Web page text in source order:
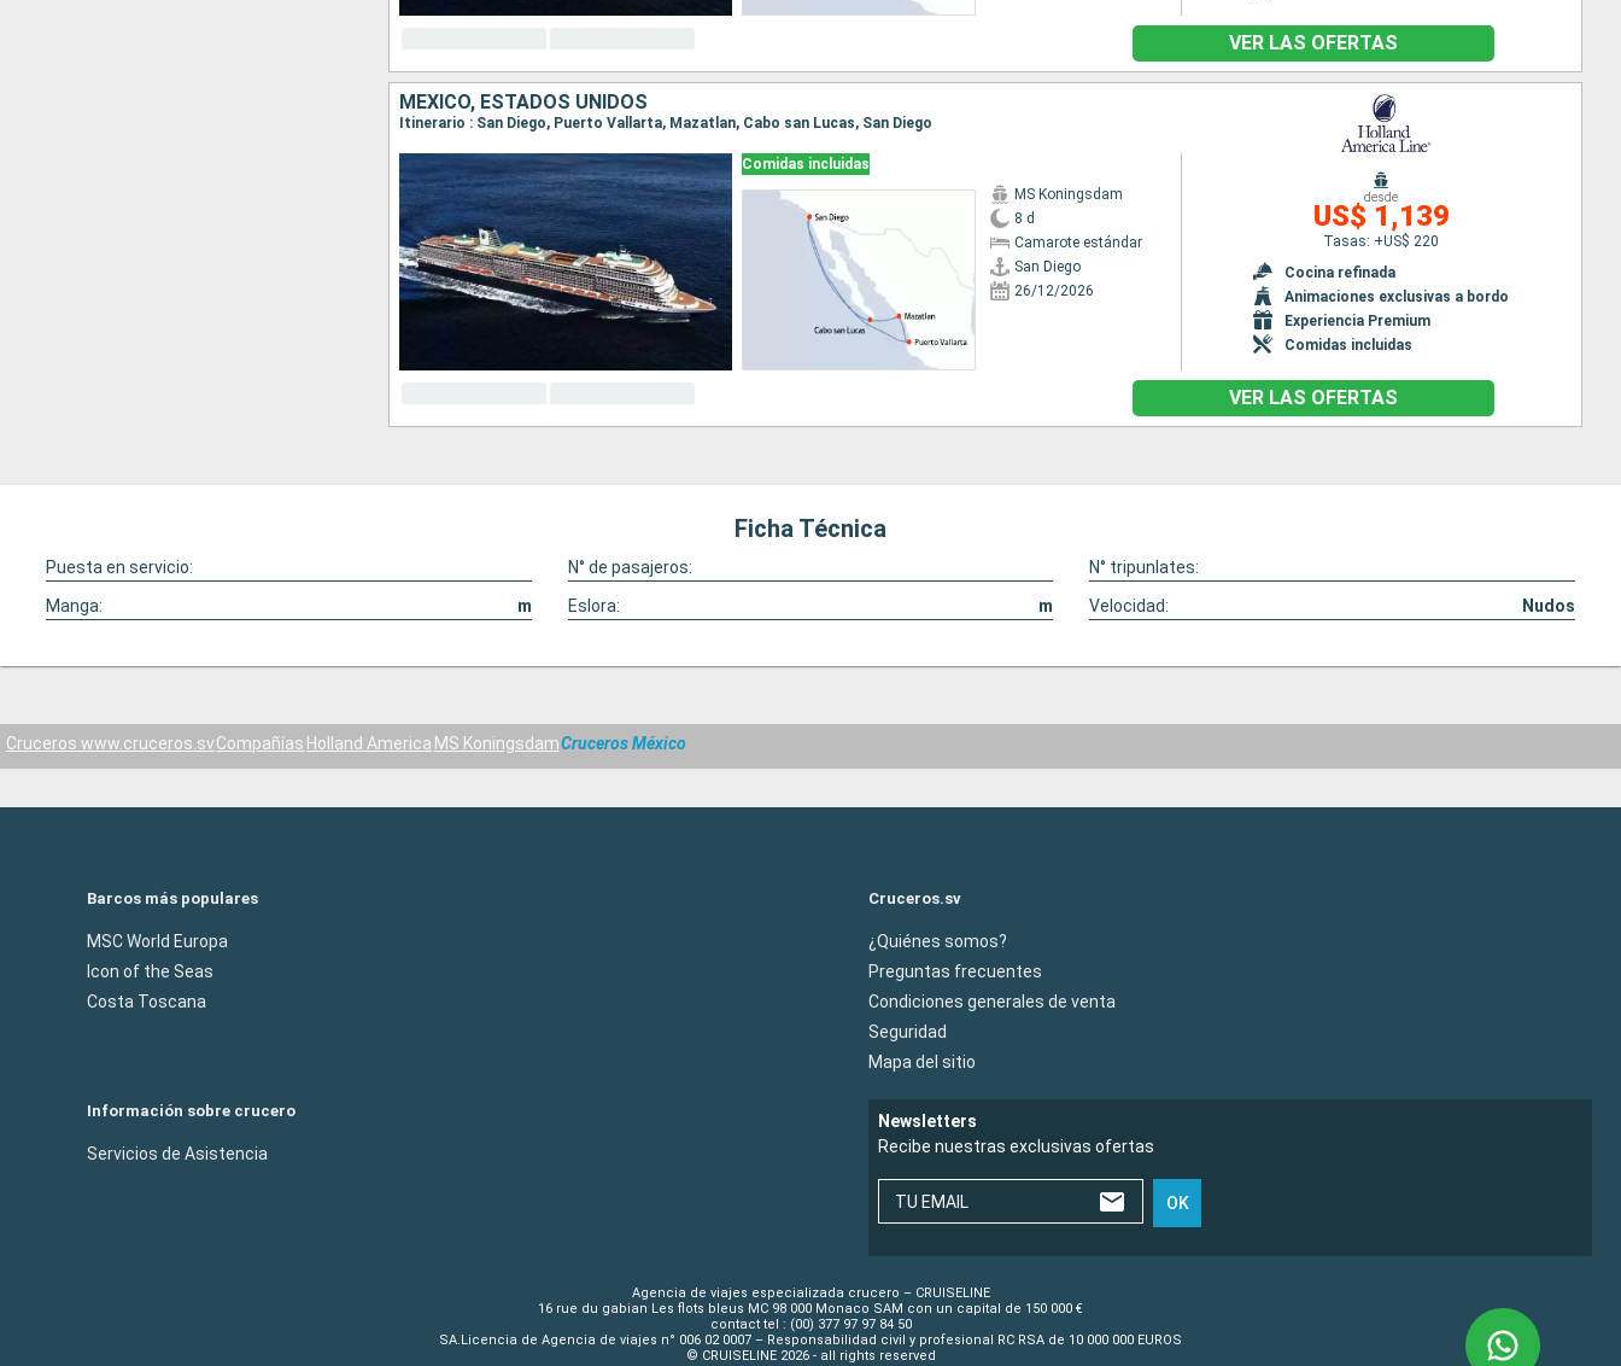
VER LAS OFERTAS
MÉXICO, ESTADOS UNIDOS
Itinerario : San Diego, Puerto Vallarta, Mazatlan, Cabo san Lucas, San Diego
Comidas incluidas
MS Koningsdam
8 d
Camarote estándar
San Diego
26/12/2026
desde
US$ 1,139
Tasas: +US$ 220
Cocina refinada
Animaciones exclusivas a bordo
Experiencia Premium
Comidas incluidas
VER LAS OFERTAS
Ficha Técnica
Puesta en servicio: N° de pasajeros:
N° tripunlates:
Manga:
m Eslora: m Velocidad: Nudos
Cruceros www.cruceros.svCompañías Holland America MS KoningsdamCruceros México
Barcos más populares
MSC World Europa
Icon of the Seas
Costa Toscana
Cruceros.sv
¿Quiénes somos?
Preguntas frecuentes
Condiciones generales de venta
Seguridad
Mapa del sitio
Información sobre crucero
Servicios de Asistencia
Newsletters
Recibe nuestras exclusivas ofertas
TU EMAIL OK
Agencia de viajes especializada crucero – CRUISELINE
16 rue du gabian Les flots bleus MC 98 000 Monaco SAM con un capital de 150 000 €
contact tel : (00) 377 97 97 84 50
SA.Licencia de Agencia de viajes n° 006 02 0007 – Responsabilidad civil y profesional RC RSA de 10 000 000 EUROS
© CRUISELINE 2026 - all rights reserved